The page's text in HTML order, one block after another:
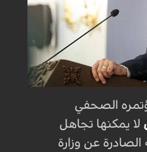
الصحفي
لا يمكنها تجاهل
عن وزارة